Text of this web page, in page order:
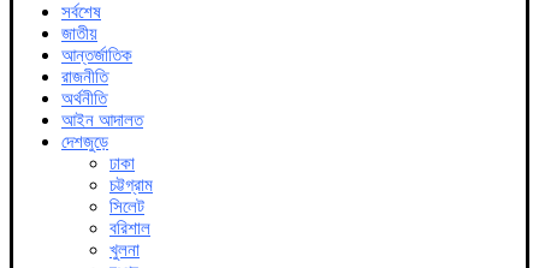
সর্বশেষ
জাতীয়
আন্তর্জাতিক
রাজনীতি
অর্থনীতি
আইন আদালত
দেশজুড়ে
ঢাকা
চট্টগ্রাম
সিলেট
বরিশাল
খুলনা